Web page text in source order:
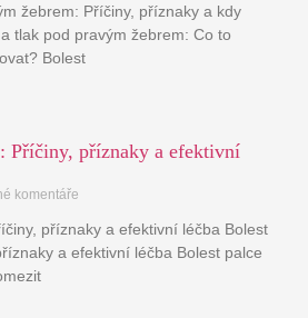
žebrem: Příčiny, příznaky a kdy
tlak pod pravým žebrem: Co to
Bolest
Příčiny, příznaky a efektivní
komentáře
příznaky a efektivní léčba Bolest
a efektivní léčba Bolest palce